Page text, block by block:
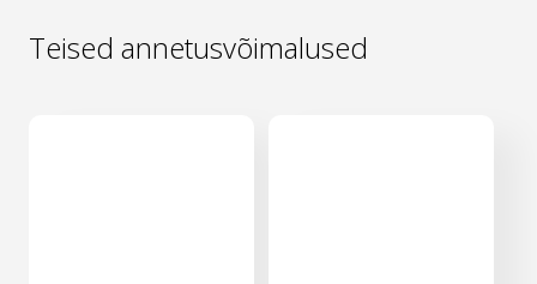
Teised annetusvõimalused